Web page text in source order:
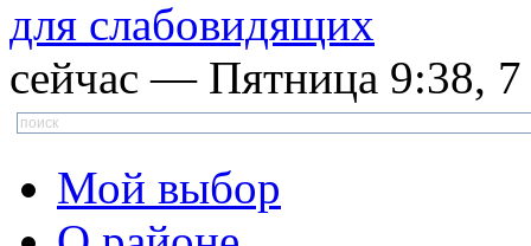
для слабовидящих
сейчас — Пятница 9:38, 7
Мой выбор